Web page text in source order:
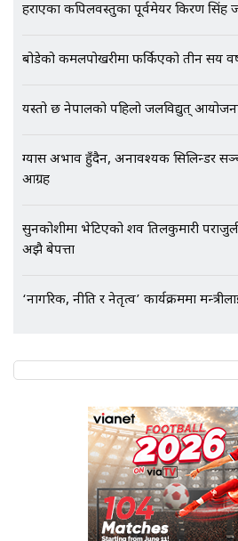
अर्ब बढी घुस!||
एभरेष्ट
SIDHAKURA
हराएका कपिलवस्तुका पूर्वमेयर किरण
बोडेको कमलपोखरीमा फर्किएको तीन सय
यस्तो छ नेपालको पहिलो जलविद्युत्
ग्यास अभाव हुँदैन, अनावश्यक सिलिन्डर
आग्रह
सुनकोशीमा भेटिएको शव तिलकुमारी
अझै बेपत्ता
‘नागरिक, नीति र नेतृत्व’ कार्यक्रममा